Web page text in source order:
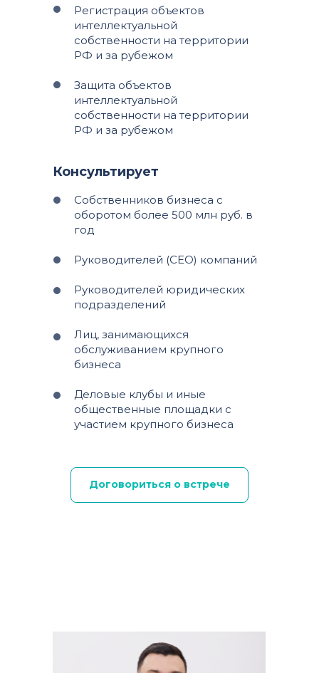
Регистрация объектов
интеллектуальной
собственности на территории
РФ и за рубежом
Защита объектов
интеллектуальной
собственности на территории
РФ и за рубежом
Договориться о встрече
Собственников бизнеса с
оборотом более 500 млн руб. в
год
Руководителей (CEO) компаний
Руководителей юридических
подразделений
Лиц, занимающихся
обслуживанием крупного
бизнеса
Деловые клубы и иные
общественные площадки с
участием крупного бизнеса
Консультирует